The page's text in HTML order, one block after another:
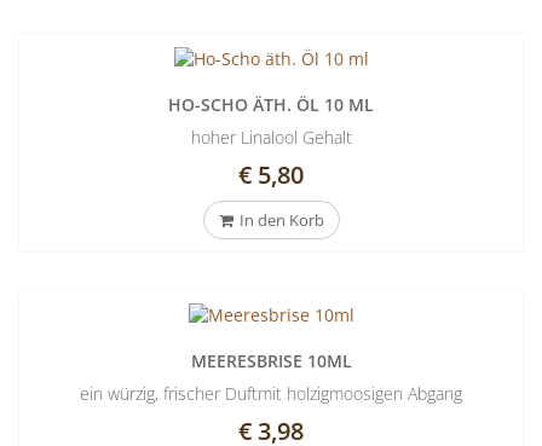
HO-SCHO ÄTH. ÖL 10 ML
hoher Linalool Gehalt
€ 5,80
In den Korb
MEERESBRISE 10ML
ein würzig, frischer Duftmit holzigmoosigen Abgang
€ 3,98